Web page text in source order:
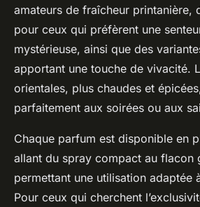
amateurs de fraîcheur printanière,
pour ceux qui préfèrent une
mystérieuse, ainsi que des
apportant une touche de vivacité.
orientales, plus chaudes et
parfaitement aux soirées ou aux
Chaque parfum est disponible en
allant du spray compact au flacon
permettant une utilisation adaptée
Pour ceux qui cherchent